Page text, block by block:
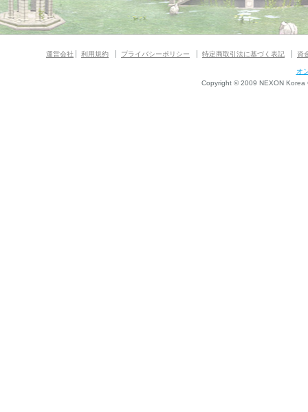
運営会社 利用規約 プライバシーポリシー 特定商取引法に基づく表記 資
オ
Copyright © 2009 NEXON Korea